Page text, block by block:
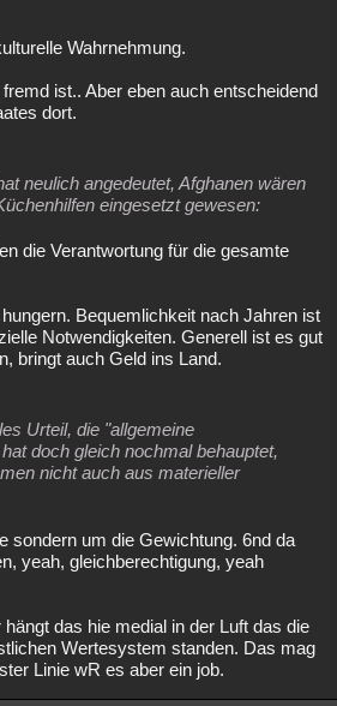
Wahrnehmung.
ist.. Aber eben auch entscheidend
dort.
neulich angedeutet, Afghanen wären
eingesetzt gewesen:
die Verantwortung für die gesamte
Bequemlichkeit nach Jahren ist
Notwendigkeiten. Generell ist es gut
bringt auch Geld ins Land.
Urteil, die "allgemeine
doch gleich nochmal behauptet,
nicht auch aus materieller
sondern um die Gewichtung. 6nd da
yeah, gleichberechtigung, yeah
das hie medial in der Luft das die
Wertesystem standen. Das mag
Linie wR es aber ein job.